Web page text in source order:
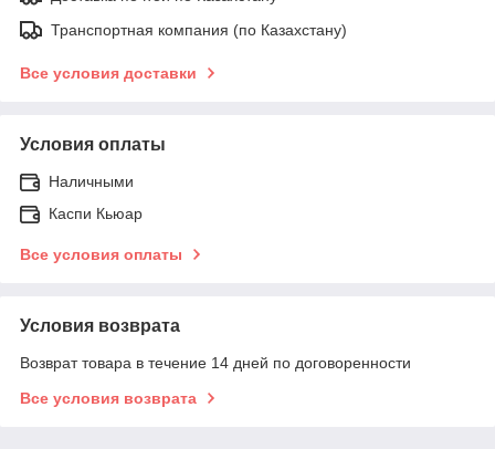
Транспортная компания (по Казахстану)
Все условия доставки
Условия оплаты
Наличными
Каспи Кьюар
Все условия оплаты
Условия возврата
Возврат товара в течение 14 дней по договоренности
Все условия возврата